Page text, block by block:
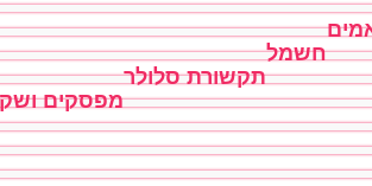
חשמל
תקשורת סלולר
מפסקים